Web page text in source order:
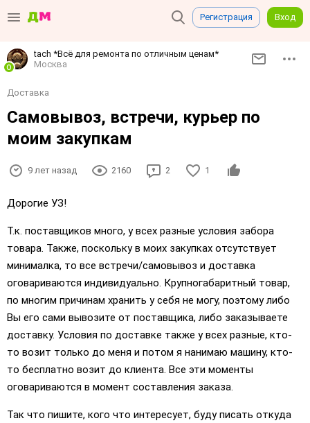
Регистрация Вход
tach *Всё для ремонта по отличным ценам*
Москва
Доставка
Самовывоз, встречи, курьер по
моим закупкам
9 лет назад 2160 2 1
Дорогие УЗ!
Т.к. поставщиков много, у всех разные условия забора
товара. Также, поскольку в моих закупках отсутствует
минималка, то все встречи/самовывоз и доставка
оговариваются индивидуально. Крупногабаритный товар,
по многим причинам хранить у себя не могу, поэтому либо
Вы его сами вывозите от поставщика, либо заказываете
доставку. Условия по доставке также у всех разные, кто-
то возит только до меня и потом я нанимаю машину, кто-
то бесплатно возит до клиента. Все эти моменты
оговариваются в момент составления заказа.
Так что пишите, кого что интересует, буду писать откуда